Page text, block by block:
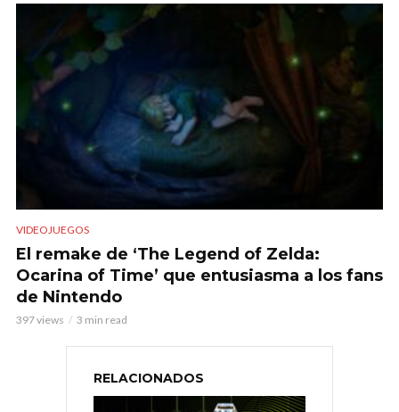
VIDEOJUEGOS
El remake de ‘The Legend of Zelda:
Ocarina of Time’ que entusiasma a los fans
de Nintendo
397 views 3 min read
RELACIONADOS